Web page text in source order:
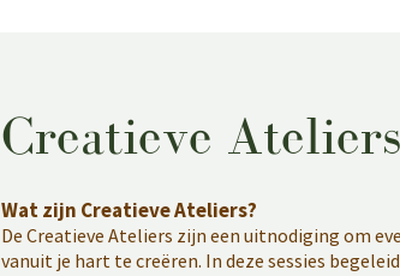
Creatieve Ateliers
Wat zijn Creatieve Ateliers?
De Creatieve Ateliers zijn een uitnodiging om
vanuit je hart te creëren. In deze sessies